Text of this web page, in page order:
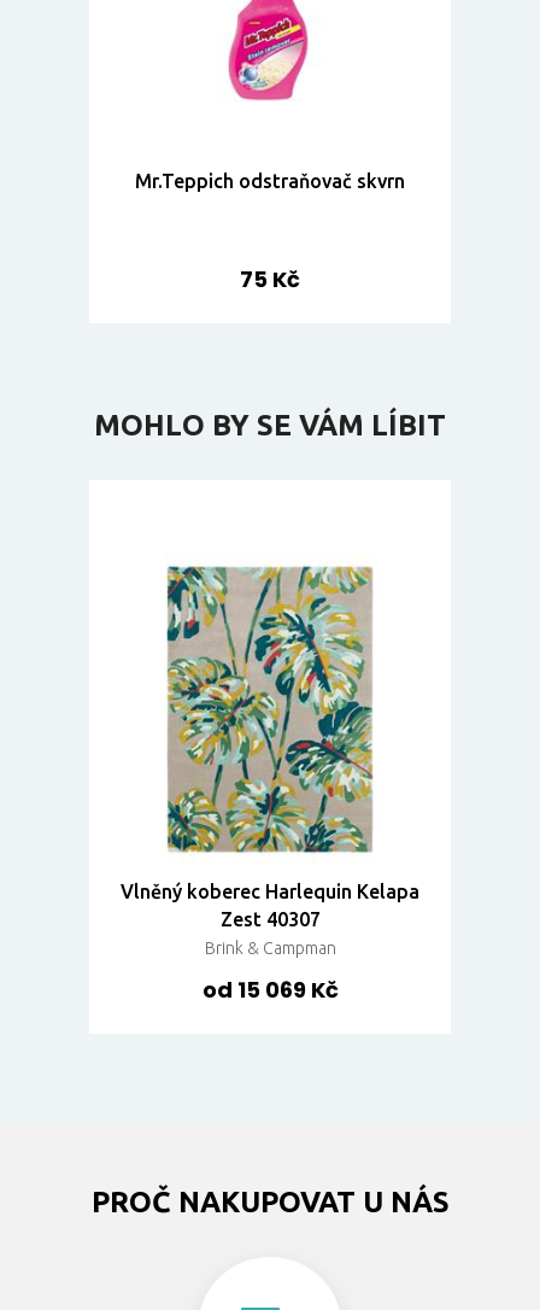
Mr.Teppich odstraňovač skvrn
75 Kč
MOHLO BY SE VÁM LÍBIT
Vlněný koberec Harlequin Kelapa
Zest 40307
Brink & Campman
od 15 069 Kč
PROČ NAKUPOVAT U NÁS